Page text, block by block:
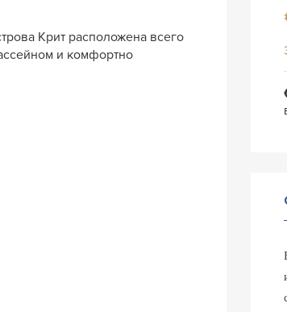
Крит расположена всего
и комфортно